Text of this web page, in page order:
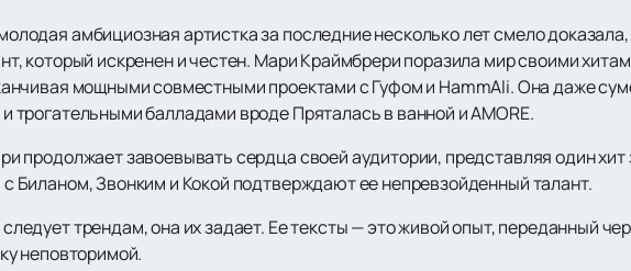
амбициозная артистка за последние несколько лет смело
который искренен и честен. Мари Краймбрери поразила мир своими
мощными совместными проектами с Гуфом и HammAli. Она даже
трогательными балладами вроде Пряталась в ванной и AMORE.
продолжает завоевывать сердца своей аудитории, представляя один хит
Биланом, Звонким и Кокой подтверждают ее непревзойденный талант.
трендам, она их задает. Ее тексты — это живой опыт, переданный
неповторимой.